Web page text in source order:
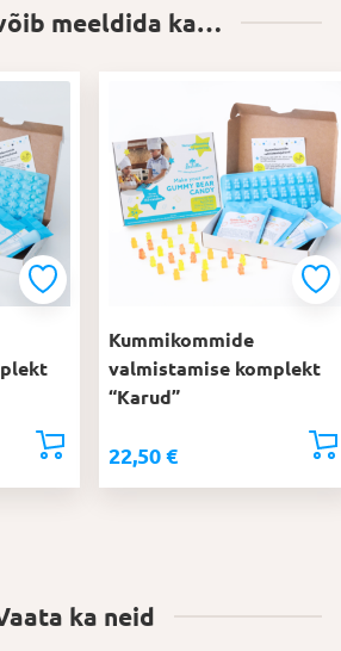
meeldida ka…
Kummikommide
valmistamise komplekt
“Karud”
22,50 €
ka neid